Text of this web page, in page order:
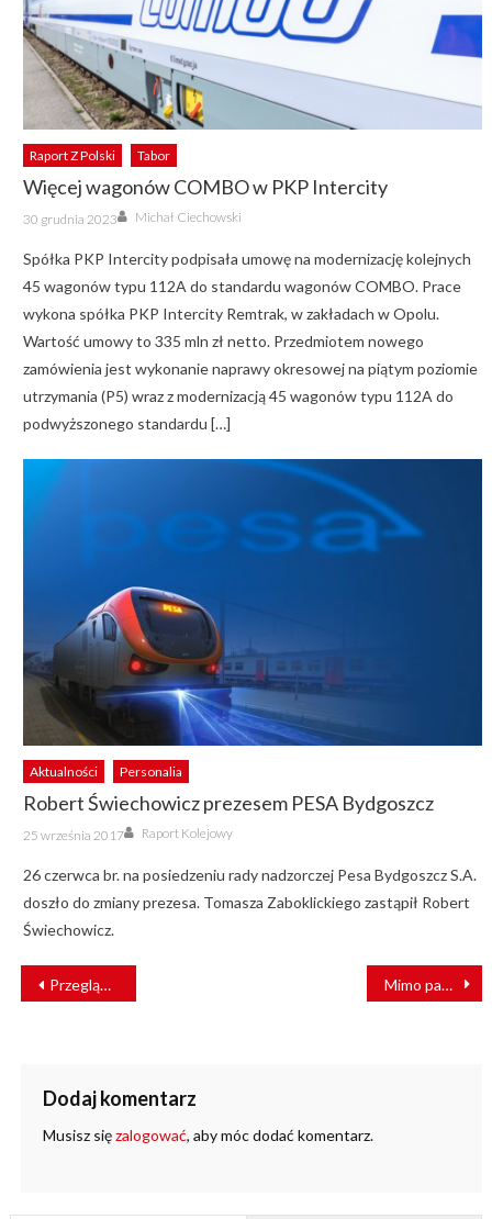
Raport Z Polski Tabor
Więcej wagonów COMBO w PKP Intercity
Posted
on
30 grudnia 2023 Author
Michał Ciechowski
Spółka PKP Intercity podpisała umowę na modernizację kolejnych
45 wagonów typu 112A do standardu wagonów COMBO. Prace
wykona spółka PKP Intercity Remtrak, w zakładach w Opolu.
Wartość umowy to 335 mln zł netto. Przedmiotem nowego
zamówienia jest wykonanie naprawy okresowej na piątym poziomie
utrzymania (P5) wraz z modernizacją 45 wagonów typu 112A do
podwyższonego standardu […]
Aktualności Personalia
Robert Świechowicz prezesem PESA Bydgoszcz
Posted
on
25 września 2017 Author
Raport Kolejowy
26 czerwca br. na posiedzeniu rady nadzorczej Pesa Bydgoszcz S.A.
doszło do zmiany prezesa. Tomasza Zaboklickiego zastąpił Robert
Świechowicz.
NAWIGACJA
WPISU
Przegląd technologii C-V2X i DSRC oraz konsekwencje biznesowe związane z wdrożeniami systemów zarządzania pojazdami autonomicznymi Mimo pandemii pasażerowie wracają na kolej. Jak frekwencja wyglądała w lipcu?
Dodaj komentarz
Musisz sięzalogować, aby móc dodać komentarz.